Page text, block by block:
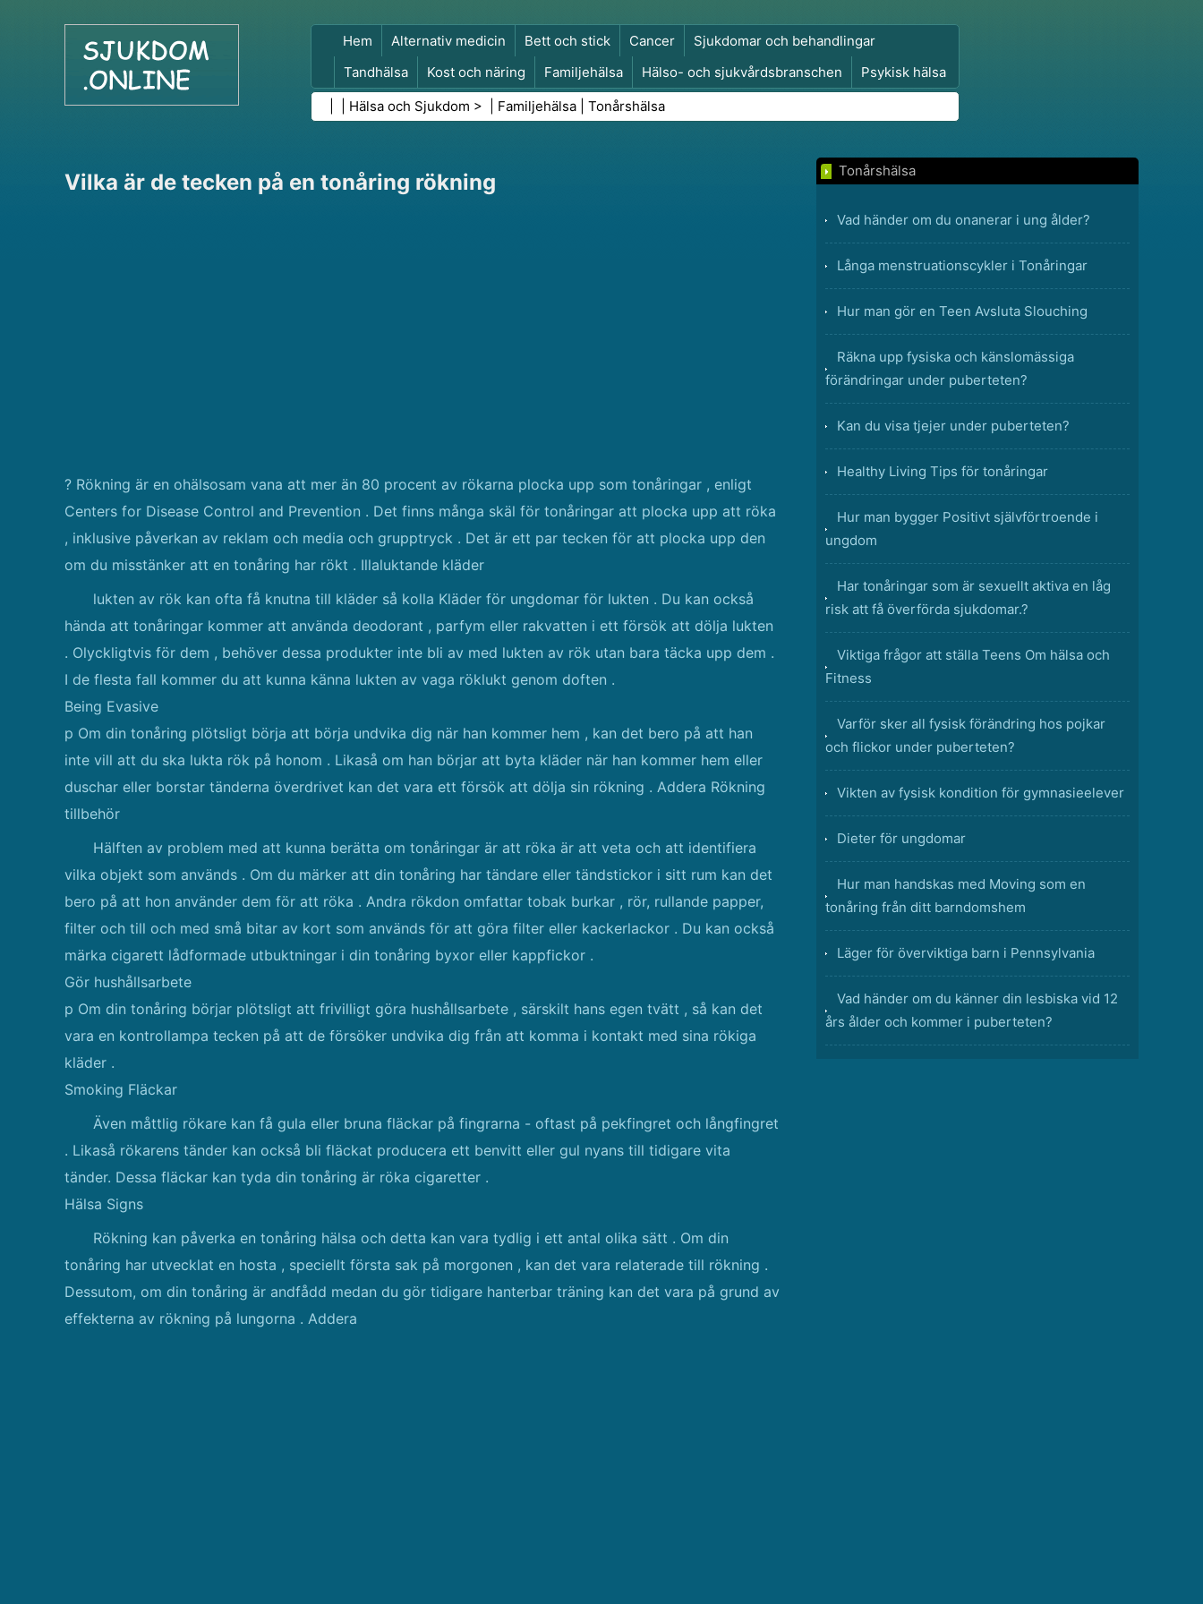
Hem Alternativ medicin Bett och stick Cancer
Sjukdomar och behandlingar
Tandhälsa
Kost och näring Familjehälsa Hälso- och sjukvårdsbranschen
Psykisk hälsa
Folkhälsa och säkerhet
Kirurgi och ingrepp Hälsa
Hälsa och Sjukdom > | Familjehälsa Tonårshälsa
Vilka är de tecken på en tonåring rökning
? Rökning är en ohälsosam vana att mer än 80 procent av rökarna plocka upp som tonåringar , enligt
Centers for Disease Control and Prevention . Det finns många skäl för tonåringar att plocka upp att röka
, inklusive påverkan av reklam och media och grupptryck . Det är ett par tecken för att plocka upp den
om du misstänker att en tonåring har rökt . Illaluktande kläder
lukten av rök kan ofta få knutna till kläder så kolla Kläder för ungdomar för lukten . Du kan också
hända att tonåringar kommer att använda deodorant , parfym eller rakvatten i ett försök att dölja lukten
. Olyckligtvis för dem , behöver dessa produkter inte bli av med lukten av rök utan bara täcka upp dem .
I de flesta fall kommer du att kunna känna lukten av vaga röklukt genom doften .
Being Evasive
p Om din tonåring plötsligt börja att börja undvika dig när han kommer hem , kan det bero på att han
inte vill att du ska lukta rök på honom . Likaså om han börjar att byta kläder när han kommer hem eller
duschar eller borstar tänderna överdrivet kan det vara ett försök att dölja sin rökning . Addera Rökning
tillbehör
Hälften av problem med att kunna berätta om tonåringar är att röka är att veta och att identifiera
vilka objekt som används . Om du märker att din tonåring har tändare eller tändstickor i sitt rum kan det
bero på att hon använder dem för att röka . Andra rökdon omfattar tobak burkar , rör, rullande papper,
filter och till och med små bitar av kort som används för att göra filter eller kackerlackor . Du kan också
märka cigarett lådformade utbuktningar i din tonåring byxor eller kappfickor .
Gör hushållsarbete
p Om din tonåring börjar plötsligt att frivilligt göra hushållsarbete , särskilt hans egen tvätt , så kan det
vara en kontrollampa tecken på att de försöker undvika dig från att komma i kontakt med sina rökiga
kläder .
Smoking Fläckar
Även måttlig rökare kan få gula eller bruna fläckar på fingrarna - oftast på pekfingret och långfingret
. Likaså rökarens tänder kan också bli fläckat producera ett benvitt eller gul nyans till tidigare vita
tänder. Dessa fläckar kan tyda din tonåring är röka cigaretter .
Hälsa Signs
Rökning kan påverka en tonåring hälsa och detta kan vara tydlig i ett antal olika sätt . Om din
tonåring har utvecklat en hosta , speciellt första sak på morgonen , kan det vara relaterade till rökning .
Dessutom, om din tonåring är andfådd medan du gör tidigare hanterbar träning kan det vara på grund av
effekterna av rökning på lungorna . Addera
Tonårshälsa
Vad händer om du onanerar i ung ålder?
Långa menstruationscykler i Tonåringar
Hur man gör en Teen Avsluta Slouching
Räkna upp fysiska och känslomässiga
förändringar under puberteten?
Kan du visa tjejer under puberteten?
Healthy Living Tips för tonåringar
Hur man bygger Positivt självförtroende i
ungdom
Har tonåringar som är sexuellt aktiva en låg
risk att få överförda sjukdomar.?
Viktiga frågor att ställa Teens Om hälsa och
Fitness
Varför sker all fysisk förändring hos pojkar
och flickor under puberteten?
Vikten av fysisk kondition för gymnasieelever
Dieter för ungdomar
Hur man handskas med Moving som en
tonåring från ditt barndomshem
Läger för överviktiga barn i Pennsylvania
Vad händer om du känner din lesbiska vid 12
års ålder och kommer i puberteten?